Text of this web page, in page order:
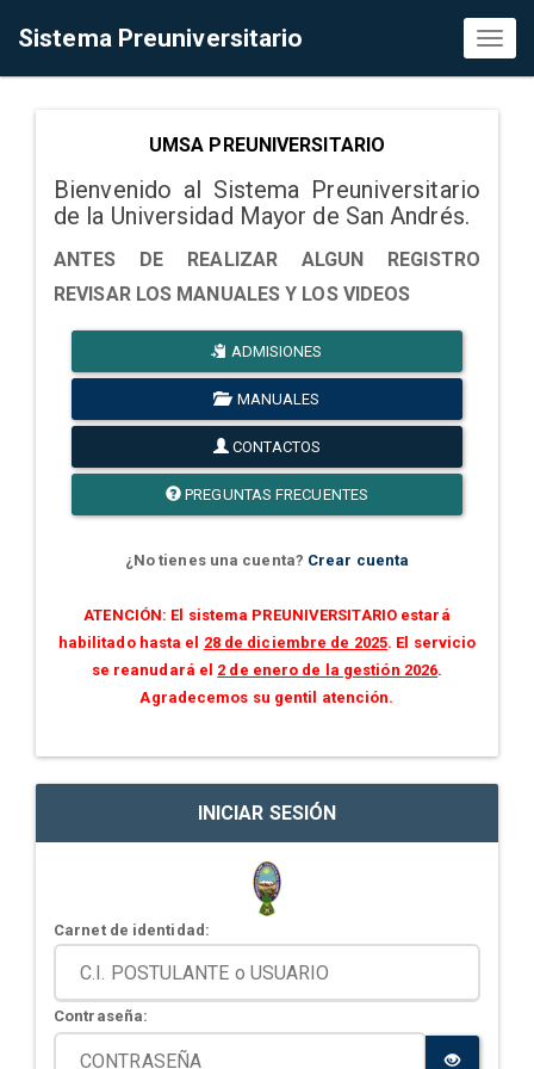
Sistema Preuniversitario
UMSA PREUNIVERSITARIO
Bienvenido al Sistema Preuniversitario
de la Universidad Mayor de San Andrés.
ANTES DE REALIZAR ALGUN REGISTRO
REVISAR LOS MANUALES Y LOS VIDEOS
ADMISIONES
MANUALES
CONTACTOS
PREGUNTAS FRECUENTES
¿No tienes una cuenta? Crear cuenta
ATENCIÓN: El sistema PREUNIVERSITARIO estará
habilitado hasta el 28 de diciembre de 2025. El servicio
se reanudará el 2 de enero de la gestión 2026.
Agradecemos su gentil atención.
INICIAR SESIÓN
Carnet de identidad:
Contraseña: